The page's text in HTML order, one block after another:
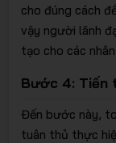
cho đúng cách
vậy người lãnh
tạo cho các
Bước 4: Tiến
Đến bước này,
tuân thủ thực